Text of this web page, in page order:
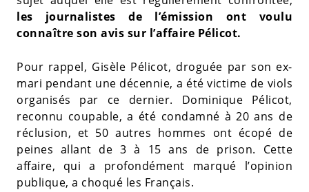
les journalistes de l’émission ont voulu
connaître son avis sur l’affaire Pélicot.
Pour rappel, Gisèle Pélicot, droguée par son ex-
mari pendant une décennie, a été victime de viols
organisés par ce dernier. Dominique Pélicot,
reconnu coupable, a été condamné à 20 ans de
réclusion, et 50 autres hommes ont écopé de
peines allant de 3 à 15 ans de prison. Cette
affaire, qui a profondément marqué l’opinion
publique, a choqué les Français.